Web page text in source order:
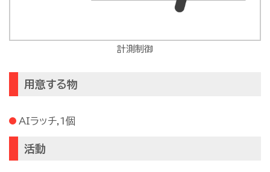
計測制御
用意する物
AIラッチ,1個
活動